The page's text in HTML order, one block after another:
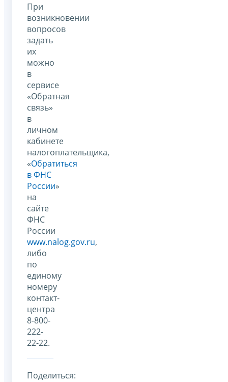
При
возникновении
вопросов
задать
их
можно
в
сервисе
«Обратная
связь»
в
личном
кабинете
налогоплательщика,
«Обратиться
в ФНС
России»
на
сайте
ФНС
России
www.nalog.gov.ru,
либо
по
единому
номеру
контакт-
центра
8-800-
222-
22-22.
Поделиться: